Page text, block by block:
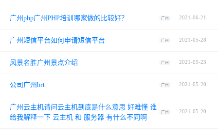
广州php广州PHP培训哪家做的比较好？ 广州 2021-06-21
广州短信平台如何申请短信平台 广州 2021-05-28
风景名胜广州景点介绍 广州 2021-05-23
公司广州brt 广州 2021-05-20
广州云主机请问云主机到底是什么意思 好难懂 谁
给我解释一下 云主机 和 服务器 有什么不同啊
广州 2021-05-20